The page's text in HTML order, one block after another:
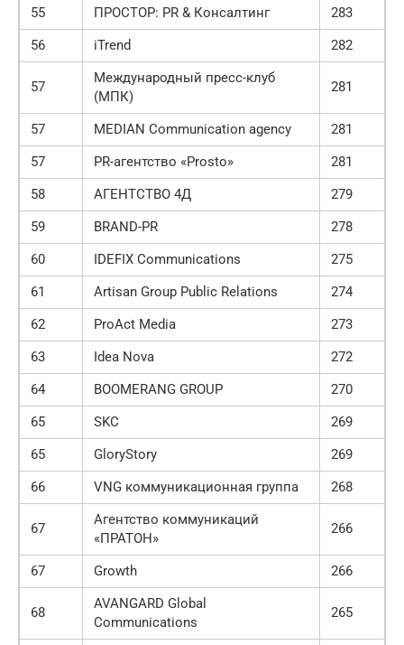
55
ПРОСТОР: PR & Консалтинг
283
56
iTrend 282
57
Международный пресс-клуб
(МПК)
281
57 MEDIAN Communication agency
281
57
PR-агентство «Prosto»
281
58
АГЕНТСТВО 4Д
279
59
BRAND-PR
278
60
IDEFIX Communications
275
61
Artisan Group Public Relations
274
62
ProAct Media
273
63
Idea Nova
272
64
BOOMERANG GROUP
270
65
SKC
269
65
GloryStory
269
66
VNG коммуникационная группа 268
67
Агентство коммуникаций
«ПРАТОН»
266
67 Growth 266
68
AVANGARD Global
Communications
265